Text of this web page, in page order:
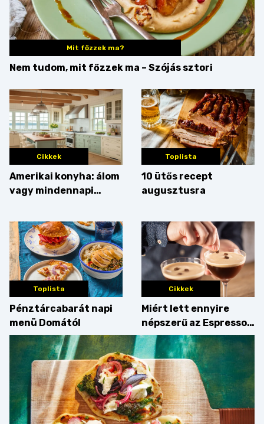
Mit főzzek ma?
Nem tudom, mit főzzek ma – Szójás sztori
Cikkek
Amerikai konyha: álom
vagy mindennapi
az érveket
Toplista
10 ütős recept
augusztusra
Toplista
Pénztárcabarát napi
menü Domától
Cikkek
Miért lett ennyire
népszerű az Espresso
Martini – és mit
érdemes enni mellé?